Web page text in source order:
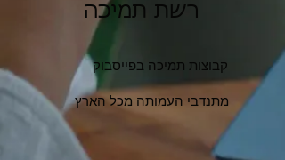
רשת תמיכה
קבוצות תמיכה בפייסבוק
מתנדבי העמותה מכל הארץ